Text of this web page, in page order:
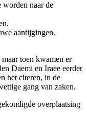
worden naar de
aantijgingen.
toen kwamen er
Daemi en Iraee eerder
het citeren, in de
gang van zaken.
overplaatsing